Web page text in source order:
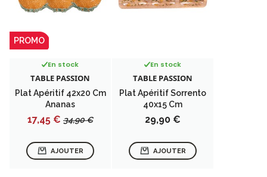
En stock
TABLE PASSION
Plat Apéritif 42x20 Cm
Ananas
Prix
17,45 € Prix
base
34,90 €
AJOUTER
PROMO
En stock
TABLE PASSION
Plat Apéritif Sorrento
40x15 Cm
Prix
29,90 €
AJOUTER